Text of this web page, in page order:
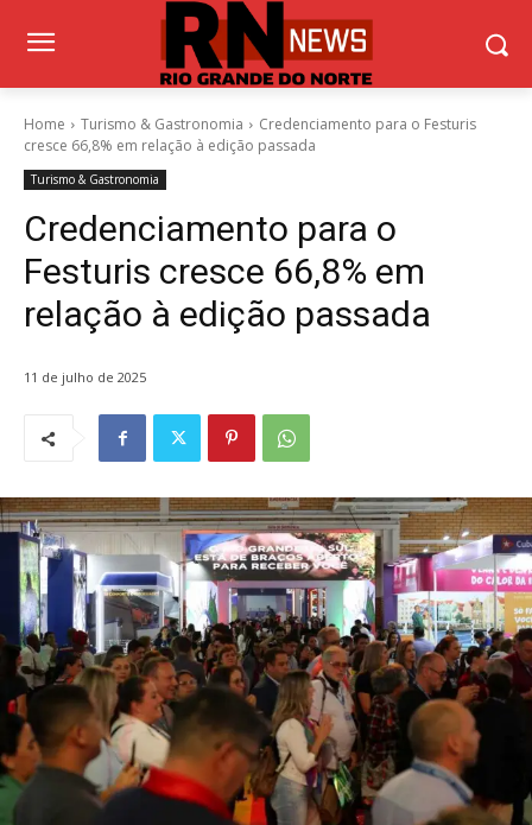
Home Turismo & Gastronomia
Credenciamento para o Festuris
cresce 66,8% em relação à edição passada
Turismo & Gastronomia
Credenciamento para o
Festuris cresce 66,8% em
relação à edição passada
11 de julho de 2025